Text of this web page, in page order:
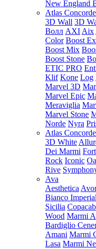
New England
Atlas Concorde
3D Wall 3D
Волл AXI Aix
Color Boost
Boost Mix
Boost Stone
ETIC PRO
Klif Kone Log
Marvel 3D
Marvel Epic
Meraviglia
Marvel Stone
Norde Nyra
Atlas
3D White
Dei Marmi
Rock Iconic
Rive
Ava
Aesthetica
Bianco
Sicilia
Wood Marmi
Bardiglio
Amani Marmi
Lasa Marmi